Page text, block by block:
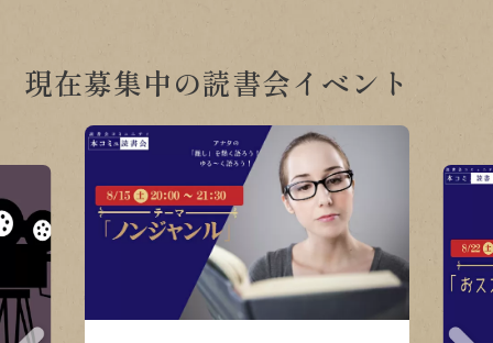
現在募集中の読書会イベント